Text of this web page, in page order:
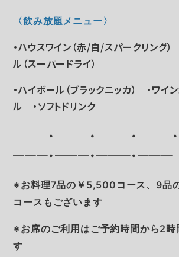
〈飲み放題メニュー〉
・ハウスワイン（赤/白/スパークリング
ル（スーパードライ）
・ハイボール（ブラックニッカ） ・ワイ
ル ・ソフトドリンク
───・───・───・───
───・───・───・───
※お料理7品の￥5,500コース、9品
コースもございます
※お席のご利用はご予約時間から2時
す